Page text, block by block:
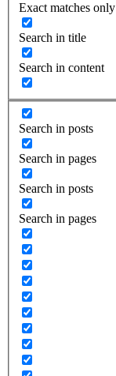
Exact matches only
Search in title
Search in content
Search in posts
Search in pages
Search in posts
Search in pages